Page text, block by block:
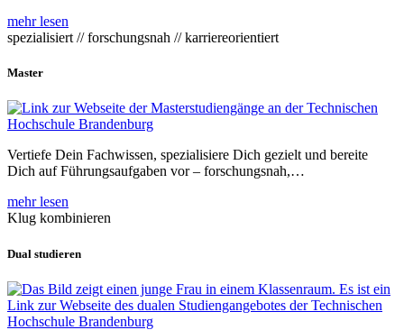
mehr lesen
spezialisiert // forschungsnah // karriereorientiert
Master
Vertiefe Dein Fachwissen, spezialisiere Dich gezielt und bereite
Dich auf Führungsaufgaben vor – forschungsnah,…
mehr lesen
Klug kombinieren
Dual studieren